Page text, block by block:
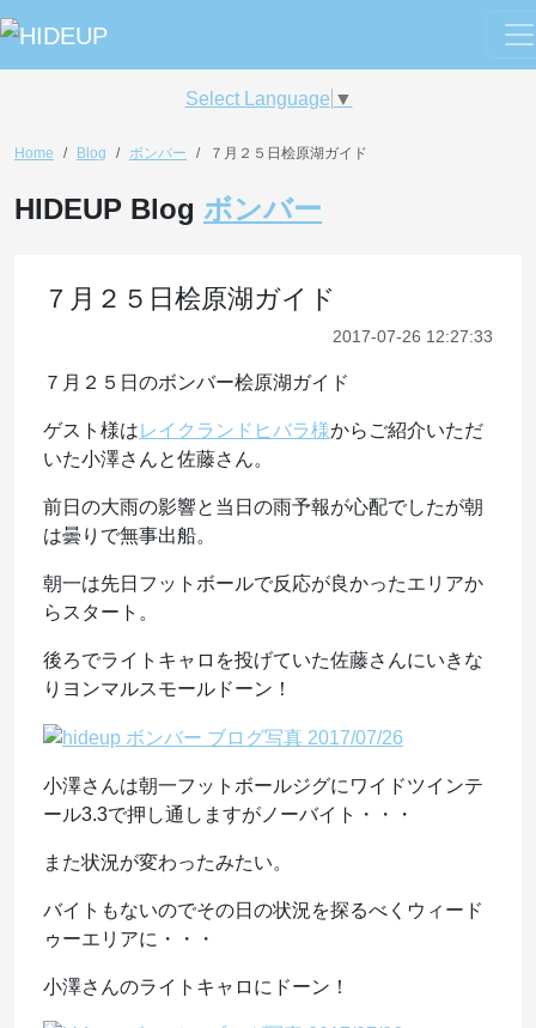
Select Language ▼
Home Blog ボンバー ７月２５日桧原湖ガイド
HIDEUP Blog ボンバー
７月２５日桧原湖ガイド
2017-07-26 12:27:33
７月２５日のボンバー桧原湖ガイド
ゲスト様はレイクランドヒバラ様からご紹介いただ
いた小澤さんと佐藤さん。
前日の大雨の影響と当日の雨予報が心配でしたが朝
は曇りで無事出船。
朝一は先日フットボールで反応が良かったエリアか
らスタート。
後ろでライトキャロを投げていた佐藤さんにいきな
りヨンマルスモールドーン！
小澤さんは朝一フットボールジグにワイドツインテ
ール3.3で押し通しますがノーバイト・・・
また状況が変わったみたい。
バイトもないのでその日の状況を探るべくウィード
ゥーエリアに・・・
小澤さんのライトキャロにドーン！